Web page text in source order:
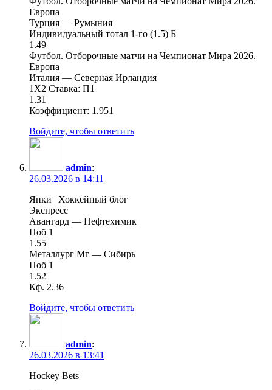
Европа
Турция — Румыния
Индивидуальный тотал 1-го (1.5) Б
1.49
Футбол. Отборочные матчи на Чемпионат Мира 2026.
Европа
Италия — Северная Ирландия
1X2 Ставка: П1
1.31
Коэффициент: 1.951
Войдите, чтобы ответить
admin:
26.03.2026 в 14:11
Янки | Хоккейный блог
Экспресс
Авангард — Нефтехимик
Поб 1
1.55
Металлург Мг — Сибирь
Поб 1
1.52
Кф. 2.36
Войдите, чтобы ответить
admin:
26.03.2026 в 13:41
Hockey Bets